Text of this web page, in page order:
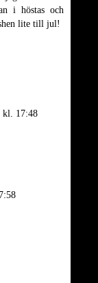
i höstas och
lite till jul!
kl. 17:48